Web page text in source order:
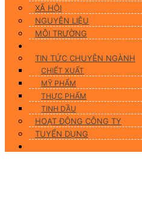
XÃ HỘI
NGUYÊN LIỆU
MÔI TRƯỜNG
TIN TỨC CHUYÊN NGÀNH
CHIẾT XUẤT
MỸ PHẨM
THỰC PHẨM
TINH DẦU
HOẠT ĐỘNG CÔNG TY
TUYỂN DỤNG